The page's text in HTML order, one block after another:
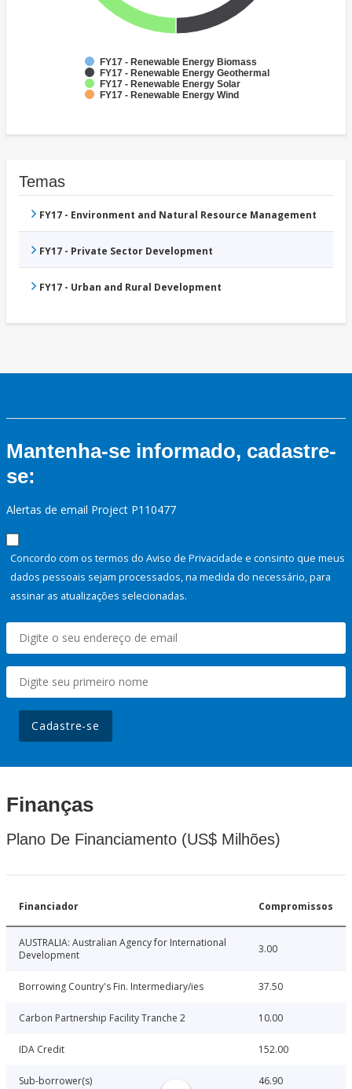
FY17 - Renewable Energy Biomass
FY17 - Renewable Energy Geothermal
FY17 - Renewable Energy Solar
FY17 - Renewable Energy Wind
Temas
FY17 - Environment and Natural Resource Management
FY17 - Private Sector Development
FY17 - Urban and Rural Development
Mantenha-se informado, cadastre-
se:
Alertas de email Project P110477
Concordo com os termos do Aviso de Privacidade e consinto que meus
dados pessoais sejam processados, na medida do necessário, para
assinar as atualizações selecionadas.
Cadastre-se
Finanças
Plano De Financiamento (US$ Milhões)
Financiador Compromissos
AUSTRALIA: Australian Agency for International
Development
3.00
Borrowing Country's Fin. Intermediary/ies 37.50
Carbon Partnership Facility Tranche 2 10.00
IDA Credit 152.00
Sub-borrower(s) 46.90